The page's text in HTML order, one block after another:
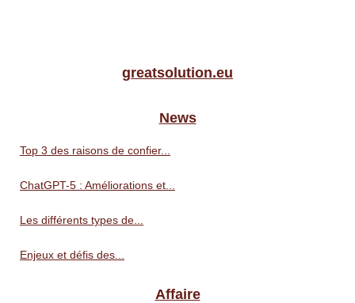
greatsolution.eu
News
Top 3 des raisons de confier...
ChatGPT-5 : Améliorations et...
Les différents types de...
Enjeux et défis des...
Affaire